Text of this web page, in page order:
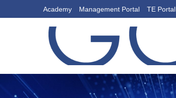
Academy Management Portal TE Portal